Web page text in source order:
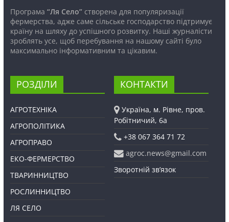
Програма “Ля Село”створена для популяризації
фермерства, адже саме сільське господарство підтримує
країну на шляху до успішного розвитку. Наші журналісти
зроблять усе, щоб перебування на нашому сайті було
максимально інформативним та цікавим.
РОЗДІЛИ
АГРОТЕХНІКА
АГРОПОЛІТИКА
АГРОПРАВО
ЕКО-ФЕРМЕРСТВО
ТВАРИННИЦТВО
РОСЛИННИЦТВО
ЛЯ СЕЛО
КОНТАКТИ
Україна, м. Рівне, пров.
Робітничий, 6а
+38 067 364 71 72
agroc.news@gmail.com
Зворотній зв’язок